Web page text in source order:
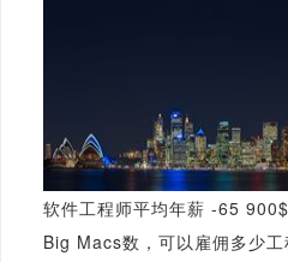
软件工程师平均年薪 -65 900$
Big Macs数，可以雇佣多少